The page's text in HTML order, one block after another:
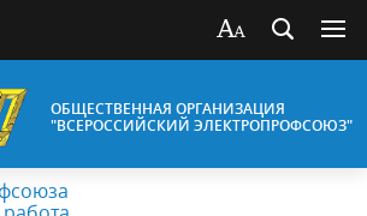
ОБЩЕСТВЕННАЯ ОРГАНИЗАЦИЯ
"ВСЕРОССИЙСКИЙ ЭЛЕКТРОПРОФСОЮЗ"